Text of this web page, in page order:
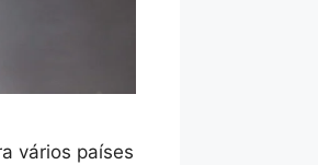
vários países